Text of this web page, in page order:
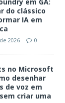
do clássico
IA em
2026 0
no Microsoft
desenhar
de voz em
criar uma